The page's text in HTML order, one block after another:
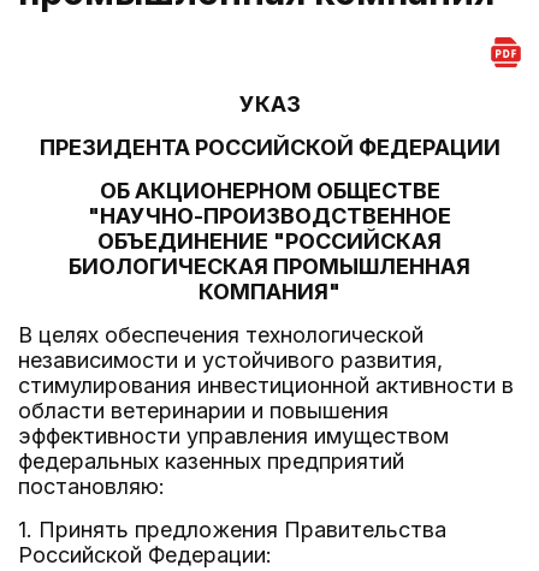
УКАЗ
ПРЕЗИДЕНТА РОССИЙСКОЙ ФЕДЕРАЦИИ
ОБ АКЦИОНЕРНОМ ОБЩЕСТВЕ
"НАУЧНО-ПРОИЗВОДСТВЕННОЕ
ОБЪЕДИНЕНИЕ "РОССИЙСКАЯ
БИОЛОГИЧЕСКАЯ ПРОМЫШЛЕННАЯ
КОМПАНИЯ"
В целях обеспечения технологической
независимости и устойчивого развития,
стимулирования инвестиционной активности в
области ветеринарии и повышения
эффективности управления имуществом
федеральных казенных предприятий
постановляю:
1. Принять предложения Правительства
Российской Федерации: